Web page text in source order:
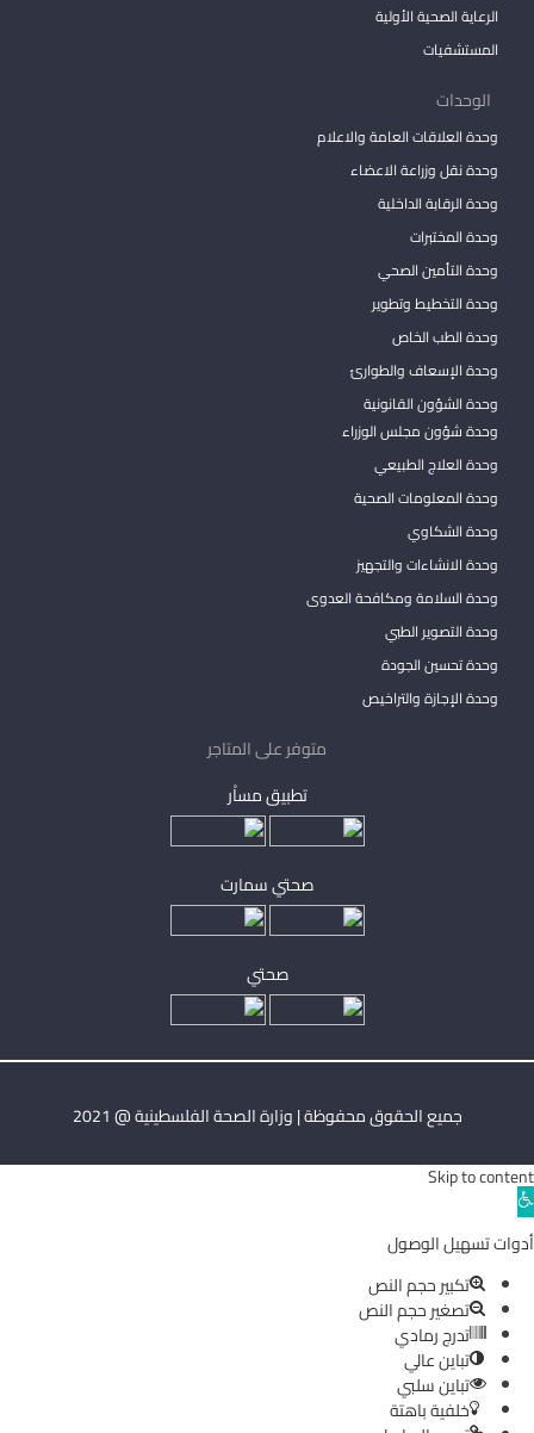
الرعاية الصحية الأولية
المستشفيات
الوحدات
وحدة العلاقات العامة والاعلام
وحدة نقل وزراعة الاعضاء
وحدة الرقابة الداخلية
وحدة المختبرات
وحدة التأمين الصحي
وحدة التخطيط وتطوير
وحدة الطب الخاص
وحدة الإسعاف والطوارئ
وحدة الشؤون القانونية
وحدة شؤون مجلس الوزراء
وحدة العلاج الطبيعي
وحدة المعلومات الصحية
وحدة الشكاوي
وحدة الانشاءات والتجهيز
وحدة السلامة ومكافحة العدوى
وحدة التصوير الطبي
وحدة تحسين الجودة
وحدة الإجازة والتراخيص
متوفر على المتاجر
تطبيق مساْر
صحتي سمارت
صحتي
جميع الحقوق محفوظة | وزارة الصحة الفلسطينية @ 2021
Skip to content
Open
toolbar
أدوات تسهيل الوصول
تكبير حجم النص
تصغير حجم النص
تدرج رمادي
تباين عالي
تباين سلبي
خلفية باهتة